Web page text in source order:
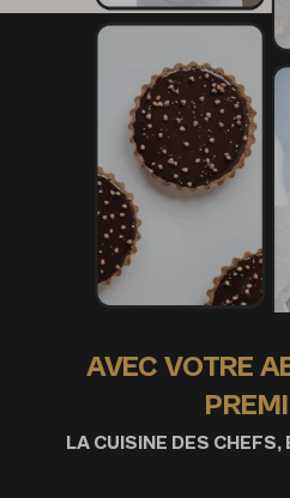
AVEC VOTRE
LA CUISINE DES CHEFS,